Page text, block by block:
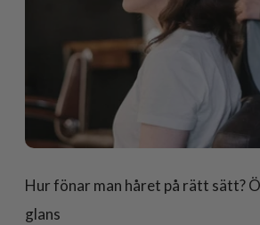
Hur fönar man håret på rätt sätt?
glans